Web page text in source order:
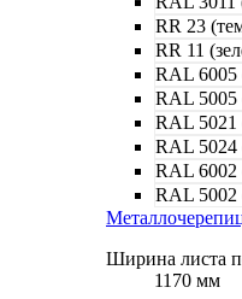
RR 23
RR 11
RAL 6005
RAL 5005
RAL 5021
RAL 5024
RAL 6002
RAL 5002
Ширина листа
1170 мм